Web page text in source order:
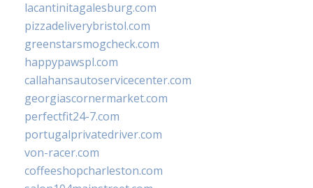
lacantinitagalesburg.com
pizzadeliverybristol.com
greenstarsmogcheck.com
happypawspl.com
callahansautoservicecenter.com
georgiascornermarket.com
perfectfit24-7.com
portugalprivatedriver.com
von-racer.com
coffeeshopcharleston.com